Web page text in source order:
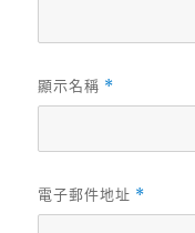
顯示名稱 *
電子郵件地址 *